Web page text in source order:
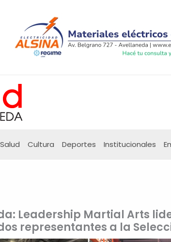
Salud Cultura Deportes Institucionales
Leadership Martial Arts
representantes a la